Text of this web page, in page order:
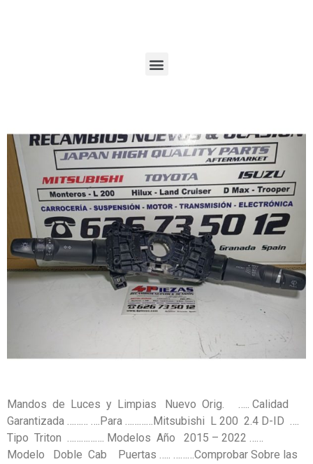
Mandos de Luces y Limpias Nuevo Orig. ….. Calidad
Garantizada ……… ….Para …………Mitsubishi L 200 2.4 D-ID ….
Tipo Triton ……………. Modelos Año 2015 – 2022 ……
Modelo Doble Cab Puertas ….. ………Comprobar Sobre las